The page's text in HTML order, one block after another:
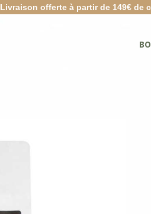
Livraison offerte à partir de 149€ de